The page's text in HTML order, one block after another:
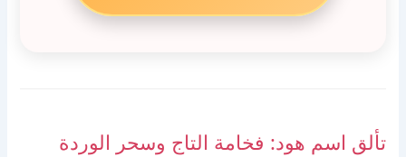
تألق اسم هود: فخامة التاج وسحر الوردة